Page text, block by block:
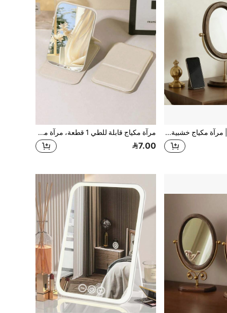
1 قطعة مرآة مكياج | مرآة مكياج خشبية صلبة غير متماثلة بطراز عتيق، مرآة مكياج فرنسية عتيقة غير متماثلة، قطعة فنية لطاولة الزينة مرآة مكياج قابلة للطي 1 قطعة، مرآة محمولة باليد، بتصميم بسيط، مناسبة لمكتب السكن الجامعي، ديكور الغرفة، طاولة الزينة، غرفة النوم، إكسسوارات المكياج، مرآة صغيرة، هدية عيد الميلاد، مستحضرات التجميل، أدوات المكياج، هدية للنساء، ضرورية للسفر، العودة إلى المدرسة
7.00